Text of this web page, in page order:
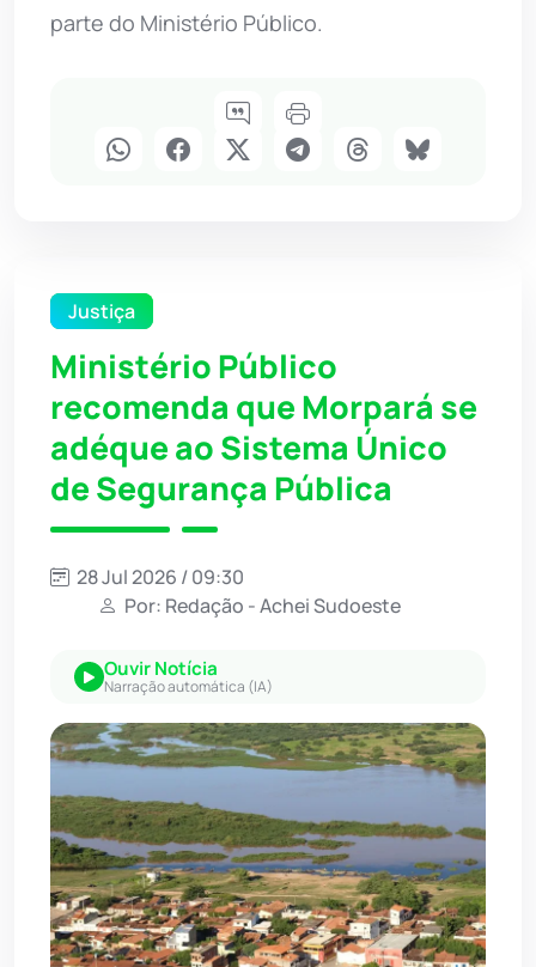
parte do Ministério Público.
Justiça
Ministério Público
recomenda que Morpará se
adéque ao Sistema Único
de Segurança Pública
28 Jul 2026 / 09:30
Por: Redação - Achei Sudoeste
Ouvir Notícia
Narração automática (IA)